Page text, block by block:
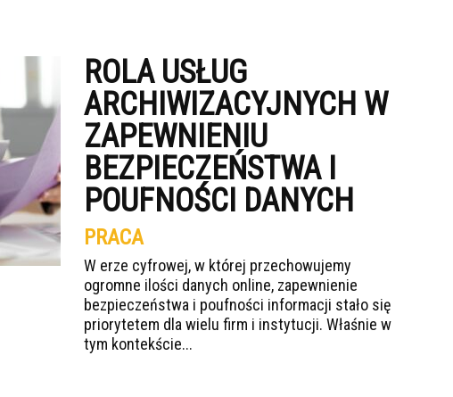
ROLA USŁUG
ARCHIWIZACYJNYCH W
ZAPEWNIENIU
BEZPIECZEŃSTWA I
POUFNOŚCI DANYCH
PRACA
W erze cyfrowej, w której przechowujemy
ogromne ilości danych online, zapewnienie
bezpieczeństwa i poufności informacji stało się
priorytetem dla wielu firm i instytucji. Właśnie w
tym kontekście...